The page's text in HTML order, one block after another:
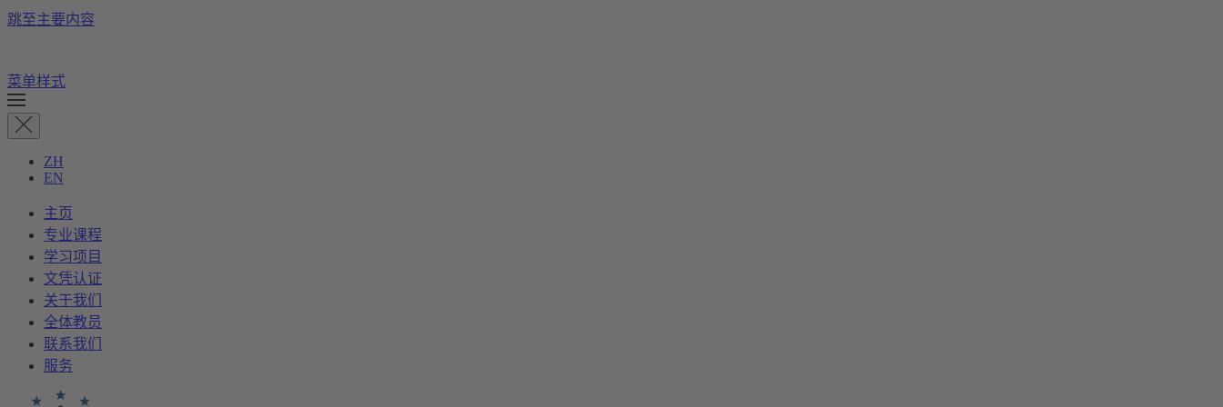
跳至主要内容
菜单样式
ZH
EN
主页
专业课程
学习项目
文凭认证
关于我们
全体教员
联系我们
服务